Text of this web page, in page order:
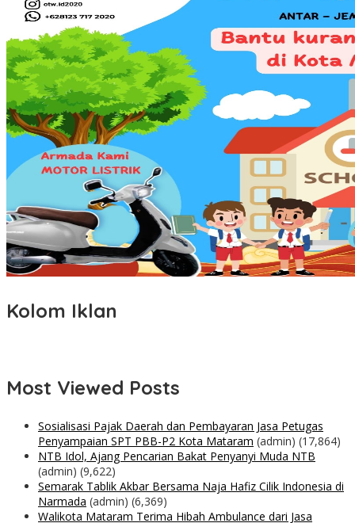
Kolom Iklan
Most Viewed Posts
Sosialisasi Pajak Daerah dan Pembayaran Jasa Petugas
Penyampaian SPT PBB-P2 Kota Mataram (admin) (17,864)
NTB Idol, Ajang Pencarian Bakat Penyanyi Muda NTB
(admin) (9,622)
Semarak Tablik Akbar Bersama Naja Hafiz Cilik Indonesia di
Narmada (admin) (6,369)
Walikota Mataram Terima Hibah Ambulance dari Jasa